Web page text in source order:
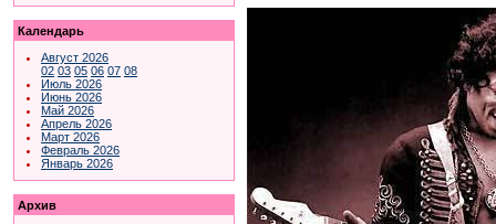
Календарь
Август 2026
02 03 05 06 07 08
Июль 2026
Июнь 2026
Май 2026
Апрель 2026
Март 2026
Февраль 2026
Январь 2026
Архив